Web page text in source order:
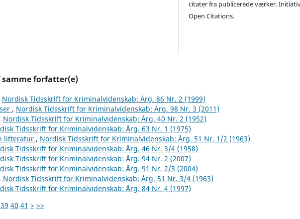
citater fra publicerede værker.
Open Citations.
forfatter(e)
Nordisk Tidsskrift for Kriminalvidenskab: Årg. 86 Nr. 2 (1999)
, Nordisk Tidsskrift for Kriminalvidenskab: Årg. 98 Nr. 3 (2011)
, Nordisk Tidsskrift for Kriminalvidenskab: Årg. 40 Nr. 2 (1952)
Tidsskrift for Kriminalvidenskab: Årg. 63 Nr. 1 (1975)
litteratur , Nordisk Tidsskrift for Kriminalvidenskab: Årg. 51 Nr. 1/2 (1963)
Tidsskrift for Kriminalvidenskab: Årg. 46 Nr. 3/4 (1958)
Tidsskrift for Kriminalvidenskab: Årg. 94 Nr. 2 (2007)
Tidsskrift for Kriminalvidenskab: Årg. 91 Nr. 2/3 (2004)
, Nordisk Tidsskrift for Kriminalvidenskab: Årg. 51 Nr. 3/4 (1963)
Tidsskrift for Kriminalvidenskab: Årg. 84 Nr. 4 (1997)
39 40 41 > >>